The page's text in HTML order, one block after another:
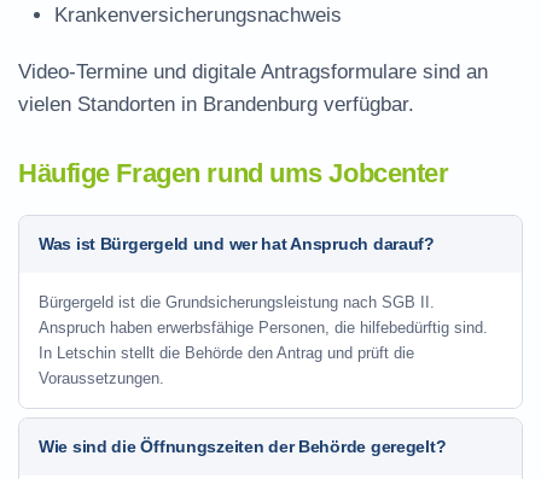
Krankenversicherungsnachweis
Video-Termine und digitale Antragsformulare sind an
vielen Standorten in Brandenburg verfügbar.
Häufige Fragen rund ums Jobcenter
Was ist Bürgergeld und wer hat Anspruch darauf?
Bürgergeld ist die Grundsicherungsleistung nach SGB II.
Anspruch haben erwerbsfähige Personen, die hilfebedürftig sind.
In Letschin stellt die Behörde den Antrag und prüft die
Voraussetzungen.
Wie sind die Öffnungszeiten der Behörde geregelt?